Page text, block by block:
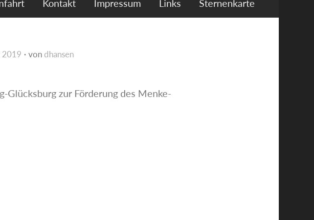
Kontakt Impressum Links Sternenkarte
2019 von dhansen
Glücksburg zur Förderung des Menke-